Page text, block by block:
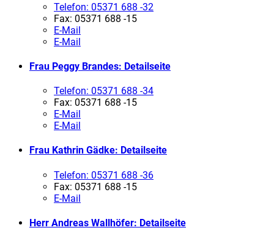
Telefon: 05371 688 -32
Fax: 05371 688 -15
E-Mail
E-Mail
Frau Peggy Brandes: Detailseite
Telefon: 05371 688 -34
Fax: 05371 688 -15
E-Mail
E-Mail
Frau Kathrin Gädke: Detailseite
Telefon: 05371 688 -36
Fax: 05371 688 -15
E-Mail
Herr Andreas Wallhöfer: Detailseite